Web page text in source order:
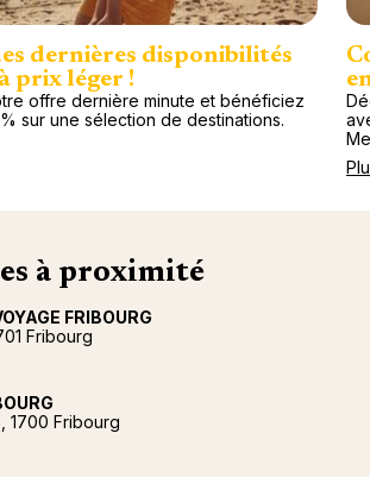
dernières disponibilités
prix léger !
offre dernière minute et bénéficiez
sur une sélection de destinations.
à proximité
FRIBOURG
Fribourg
1700 Fribourg